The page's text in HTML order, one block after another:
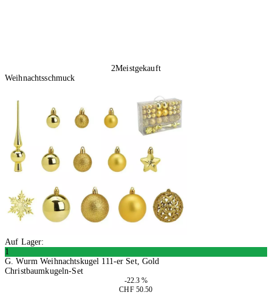
2Meistgekauft
Weihnachtsschmuck
Auf Lager:
1
G. Wurm Weihnachtskugel 111-er Set, Gold
Christbaumkugeln-Set
-22.3 %
CHF 50.50